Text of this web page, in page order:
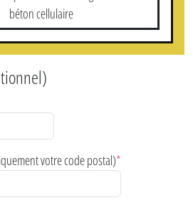
béton cellulaire
votre code postal)*